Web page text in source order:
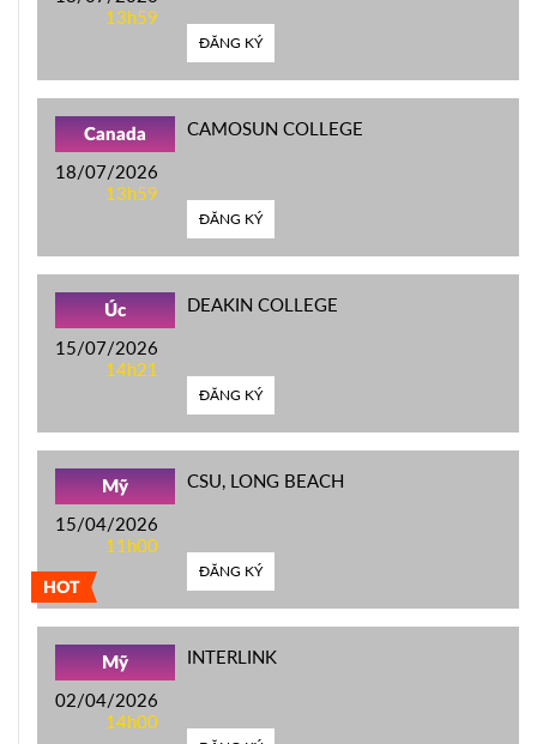
13h59
ĐĂNG KÝ
Canada
18/07/2026
13h59
CAMOSUN COLLEGE
ĐĂNG KÝ
Úc
15/07/2026
14h21
DEAKIN COLLEGE
ĐĂNG KÝ
HOT
Mỹ
15/04/2026
11h00
CSU, LONG BEACH
ĐĂNG KÝ
Mỹ
02/04/2026
14h00
INTERLINK